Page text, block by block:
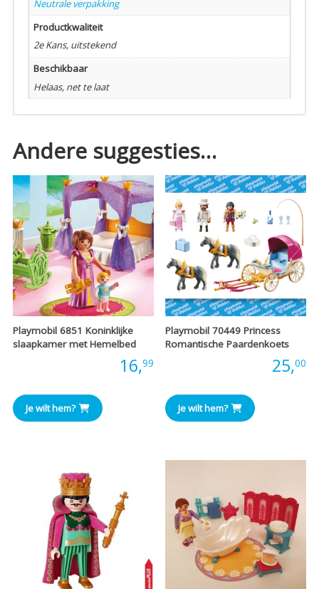
Neutrale verpakking
Productkwaliteit
2e Kans, uitstekend
Beschikbaar
Helaas, net te laat
Andere suggesties…
Playmobil 6851 Koninklijke
slaapkamer met Hemelbed
16,99
Je wilt hem?
Playmobil 70449 Princess
Romantische Paardenkoets
25,00
Je wilt hem?